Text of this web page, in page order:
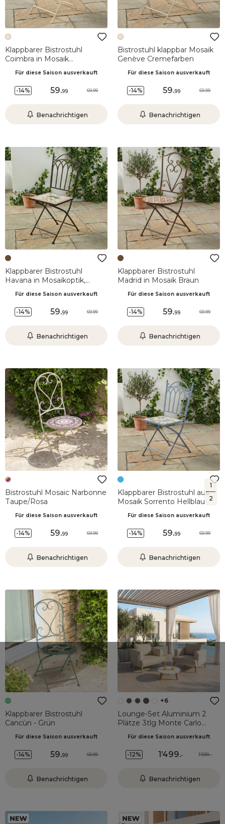
1
2
Klappbarer Bistrostuhl
Coimbra in Mosaik
Für diese Saison ausverkauft
-14% 59.99 69.99
Benachrichtigen
Bistrostuhl klappbar Mosaik
Genève Cremefarben
Für diese Saison ausverkauft
-14% 59.99 69.99
Benachrichtigen
Klappbarer Bistrostuhl
Havana in Mosaikoptik,
Für diese Saison ausverkauft
-14% 59.99 69.99
Benachrichtigen
Klappbarer Bistrostuhl
Madrid in Mosaik Braun
Für diese Saison ausverkauft
-14% 59.99 69.99
Benachrichtigen
Bistrostuhl Mosaic Narbonne
Taupe/Rosa
Für diese Saison ausverkauft
-14% 59.99 69.99
Benachrichtigen
Klappbarer Bistrostuhl aus
Mosaik Sorrento Hellblau
Für diese Saison ausverkauft
-14% 59.99 69.99
Benachrichtigen
Klappbarer Bistrostuhl
Cancùn - Grün
Für diese Saison ausverkauft
-14% 59.99 69.99
Benachrichtigen
+6
Lounge-Set Aluminium 2
Plätze 3tlg Monte Carlo
Für diese Saison ausverkauft
-12% 1’499.- 1’699.-
Benachrichtigen